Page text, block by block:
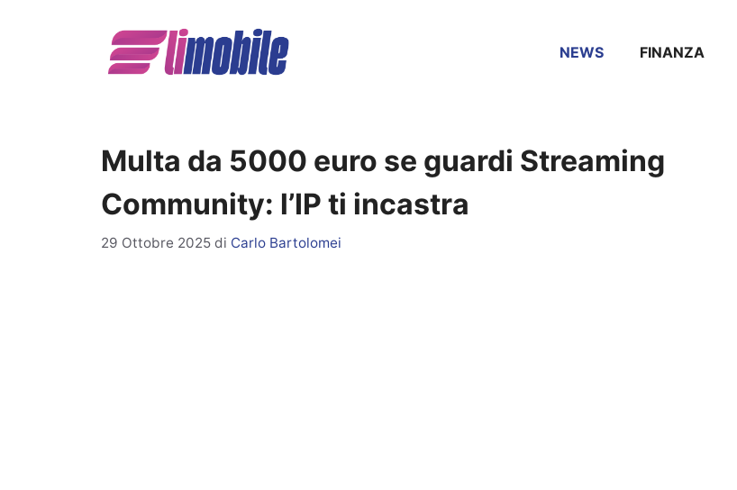
NEWS FINANZA
Multa da 5000 euro se guardi Streaming
Community: l’IP ti incastra
29 Ottobre 2025 di Carlo Bartolomei